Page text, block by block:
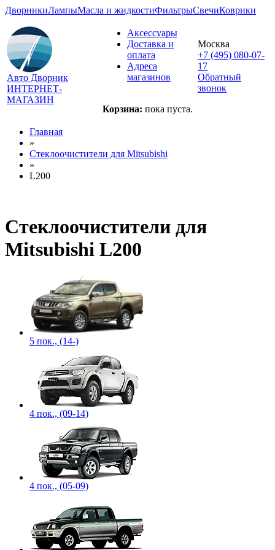
ДворникиЛампыМасла и жидкостиФильтрыСвечиКоврики
Авто Дворник
ИНТЕРНЕТ-
МАГАЗИН
Аксессуары
Доставка и
оплата
Адреса
магазинов
Корзина: пока пуста.
Москва
+7 (495) 080-07-
17
Обратный
звонок
Главная
»
Стеклоочистители для Mitsubishi
»
L200
Стеклоочистители для
Mitsubishi L200
5 пок., (14-)
4 пок., (09-14)
4 пок., (05-09)